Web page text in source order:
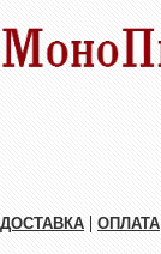
ДОСТАВКА | ОПЛАТА